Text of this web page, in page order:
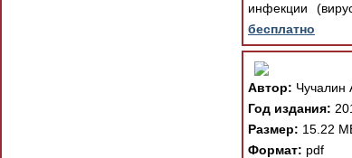
инфекции
бесплатно
Автор: Чучалин
Год издания:
Размер: 15.22
Формат: pdf